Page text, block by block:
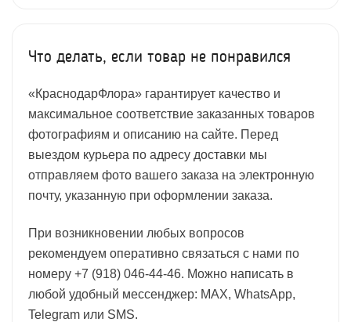
Что делать, если товар не понравился
«КраснодарФлора» гарантирует качество и
максимальное соответствие заказанных товаров
фотографиям и описанию на сайте. Перед
выездом курьера по адресу доставки мы
отправляем фото вашего заказа на электронную
почту, указанную при оформлении заказа.
При возникновении любых вопросов
рекомендуем оперативно связаться с нами по
номеру +7 (918) 046-44-46. Можно написать в
любой удобный мессенджер: MAX, WhatsApp,
Telegram или SMS.